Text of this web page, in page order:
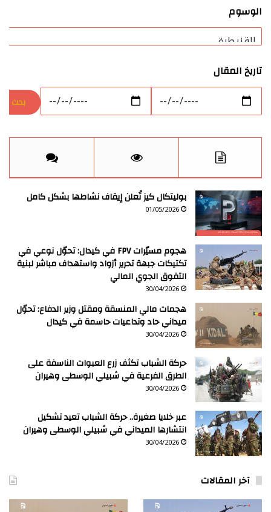
الوسوم
تاريخ المقال
بوليتكال كيز تُعلن إيقاف نشاطها بشكل كامل
01/05/2026
هجوم مسيّرات FPV في كيدال: تحوّل نوعي في
تكتيكات جبهة تحرير أزواد واستهداف مباشر لبنية
التفوق الجوي المالي
30/04/2026
هجمات مالي المنسقة ومقتل وزير الدفاع: تحوّل
ميداني حاد وتداعيات حاسمة في كيدال
30/04/2026
حركة الشباب تكثف زرع العبوات الناسفة على
الطرق الفرعية في شبيلي الوسطى وهيران
30/04/2026
عبر خلايا صغيرة.. حركة الشباب تعيد تشكيل
انتشارها الميداني في شبيلي الوسطى وهيران
30/04/2026
آخر المقالات